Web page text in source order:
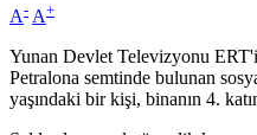
A- A+
Yunan Devlet Televizyonu
Petralona semtinde bulunan
yaşındaki bir kişi, binanın 4.